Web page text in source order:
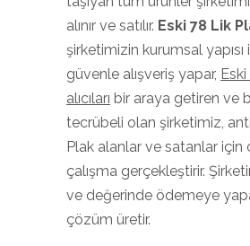
alınır ve satılır. Eski 78 Lik
şirketimizin kurumsal yapısı
güvenle alışveriş yapar,
alıcıları bir araya getiren ve
tecrübeli olan şirketimiz,
Plak alanlar ve satanlar için
çalışma gerçekleştirir.
ve değerinde ödemeye
çözüm üretir.